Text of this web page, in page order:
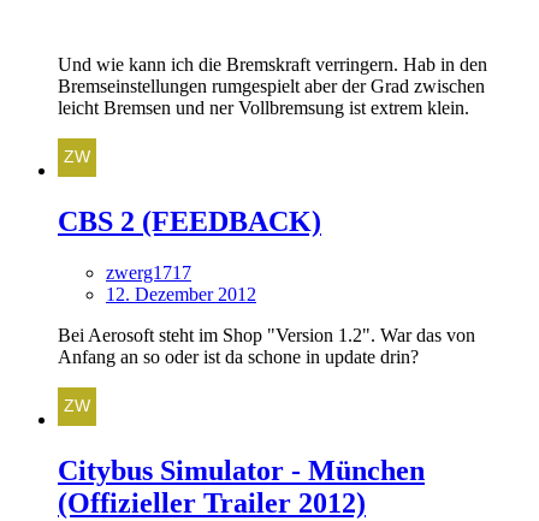
Und wie kann ich die Bremskraft verringern. Hab in den
Bremseinstellungen rumgespielt aber der Grad zwischen
leicht Bremsen und ner Vollbremsung ist extrem klein.
CBS 2 (FEEDBACK)
zwerg1717
12. Dezember 2012
Bei Aerosoft steht im Shop "Version 1.2". War das von
Anfang an so oder ist da schone in update drin?
Citybus Simulator - München
(Offizieller Trailer 2012)